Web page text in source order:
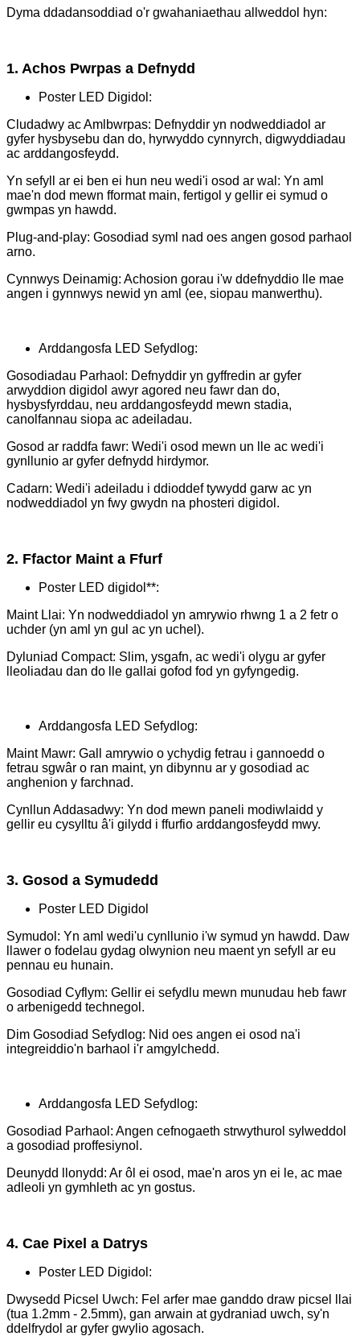
Dyma ddadansoddiad o'r gwahaniaethau allweddol hyn:
1. Achos Pwrpas a Defnydd
Poster LED Digidol:
Cludadwy ac Amlbwrpas: Defnyddir yn nodweddiadol ar
gyfer hysbysebu dan do, hyrwyddo cynnyrch, digwyddiadau
ac arddangosfeydd.
Yn sefyll ar ei ben ei hun neu wedi'i osod ar wal: Yn aml
mae'n dod mewn fformat main, fertigol y gellir ei symud o
gwmpas yn hawdd.
Plug-and-play: Gosodiad syml nad oes angen gosod parhaol
arno.
Cynnwys Deinamig: Achosion gorau i'w ddefnyddio lle mae
angen i gynnwys newid yn aml (ee, siopau manwerthu).
Arddangosfa LED Sefydlog:
Gosodiadau Parhaol: Defnyddir yn gyffredin ar gyfer
arwyddion digidol awyr agored neu fawr dan do,
hysbysfyrddau, neu arddangosfeydd mewn stadia,
canolfannau siopa ac adeiladau.
Gosod ar raddfa fawr: Wedi'i osod mewn un lle ac wedi'i
gynllunio ar gyfer defnydd hirdymor.
Cadarn: Wedi'i adeiladu i ddioddef tywydd garw ac yn
nodweddiadol yn fwy gwydn na phosteri digidol.
2. Ffactor Maint a Ffurf
Poster LED digidol**:
Maint Llai: Yn nodweddiadol yn amrywio rhwng 1 a 2 fetr o
uchder (yn aml yn gul ac yn uchel).
Dyluniad Compact: Slim, ysgafn, ac wedi'i olygu ar gyfer
lleoliadau dan do lle gallai gofod fod yn gyfyngedig.
Arddangosfa LED Sefydlog:
Maint Mawr: Gall amrywio o ychydig fetrau i gannoedd o
fetrau sgwâr o ran maint, yn dibynnu ar y gosodiad ac
anghenion y farchnad.
Cynllun Addasadwy: Yn dod mewn paneli modiwlaidd y
gellir eu cysylltu â'i gilydd i ffurfio arddangosfeydd mwy.
3. Gosod a Symudedd
Poster LED Digidol
Symudol: Yn aml wedi'u cynllunio i'w symud yn hawdd. Daw
llawer o fodelau gydag olwynion neu maent yn sefyll ar eu
pennau eu hunain.
Gosodiad Cyflym: Gellir ei sefydlu mewn munudau heb fawr
o arbenigedd technegol.
Dim Gosodiad Sefydlog: Nid oes angen ei osod na'i
integreiddio'n barhaol i'r amgylchedd.
Arddangosfa LED Sefydlog:
Gosodiad Parhaol: Angen cefnogaeth strwythurol sylweddol
a gosodiad proffesiynol.
Deunydd llonydd: Ar ôl ei osod, mae'n aros yn ei le, ac mae
adleoli yn gymhleth ac yn gostus.
4. Cae Pixel a Datrys
Poster LED Digidol:
Dwysedd Picsel Uwch: Fel arfer mae ganddo draw picsel llai
(tua 1.2mm - 2.5mm), gan arwain at gydraniad uwch, sy'n
ddelfrydol ar gyfer gwylio agosach.